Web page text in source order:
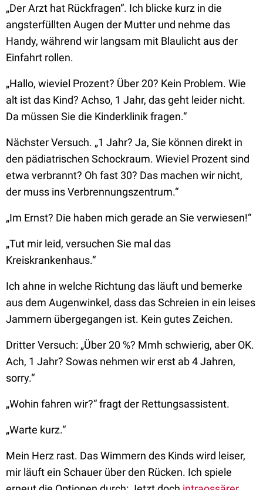
„Der Arzt hat Rückfragen“. Ich blicke kurz in die
angsterfüllten Augen der Mutter und nehme das
Handy, während wir langsam mit Blaulicht aus der
Einfahrt rollen.
„Hallo, wieviel Prozent? Über 20? Kein Problem. Wie
alt ist das Kind? Achso, 1 Jahr, das geht leider nicht.
Da müssen Sie die Kinderklinik fragen.“
Nächster Versuch. „1 Jahr? Ja, Sie können direkt in
den pädiatrischen Schockraum. Wieviel Prozent sind
etwa verbrannt? Oh fast 30? Das machen wir nicht,
der muss ins Verbrennungszentrum.“
„Im Ernst? Die haben mich gerade an Sie verwiesen!“
„Tut mir leid, versuchen Sie mal das
Kreiskrankenhaus.“
Ich ahne in welche Richtung das läuft und bemerke
aus dem Augenwinkel, dass das Schreien in ein leises
Jammern übergegangen ist. Kein gutes Zeichen.
Dritter Versuch: „Über 20 %? Mmh schwierig, aber OK.
Ach, 1 Jahr? Sowas nehmen wir erst ab 4 Jahren,
sorry.“
„Wohin fahren wir?“ fragt der Rettungsassistent.
„Warte kurz.“
Mein Herz rast. Das Wimmern des Kinds wird leiser,
mir läuft ein Schauer über den Rücken. Ich spiele